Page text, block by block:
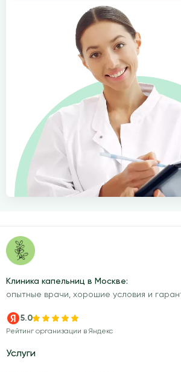
Клиника капельниц в Москве:
опытные врачи, хорошие условия и
5.0
Рейтинг организации в Яндекс
Услуги